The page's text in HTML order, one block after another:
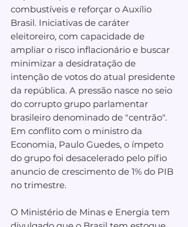
combustíveis e reforçar o Auxílio
Brasil. Iniciativas de caráter
eleitoreiro, com capacidade de
ampliar o risco inflacionário e buscar
minimizar a desidratação de
intenção de votos do atual presidente
da república. A pressão nasce no seio
do corrupto grupo parlamentar
brasileiro denominado de "centrão".
Em conflito com o ministro da
Economia, Paulo Guedes, o ímpeto
do grupo foi desacelerado pelo pífio
anuncio de crescimento de 1% do PIB
no trimestre.
O Ministério de Minas e Energia tem